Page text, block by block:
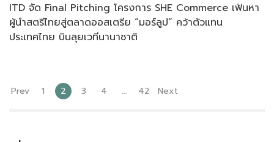
ITD จัด Final Pitching โครงการ SHE Commerce เฟ้นหา
ผู้นำสตรีไทยสู่ตลาดออสเตรีย “มอร์ลูป” คว้าตัวแทน
ประเทศไทย บินลุยเวทีนานาชาติ
Prev 1 2 3 4 … 42 Next